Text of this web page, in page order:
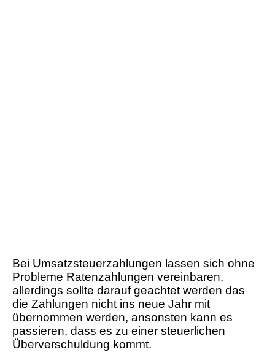
Bei Umsatzsteuerzahlungen lassen sich ohne
Probleme Ratenzahlungen vereinbaren,
allerdings sollte darauf geachtet werden das
die Zahlungen nicht ins neue Jahr mit
übernommen werden, ansonsten kann es
passieren, dass es zu einer steuerlichen
Überverschuldung kommt.